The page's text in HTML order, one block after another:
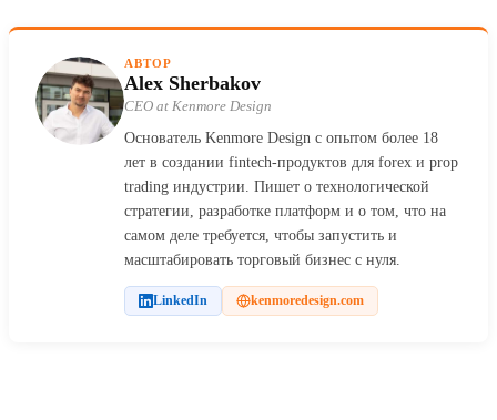
АВТОР
Alex Sherbakov
CEO at Kenmore Design
Основатель Kenmore Design с опытом более 18
лет в создании fintech-продуктов для forex и prop
trading индустрии. Пишет о технологической
стратегии, разработке платформ и о том, что на
самом деле требуется, чтобы запустить и
масштабировать торговый бизнес с нуля.
LinkedIn kenmoredesign.com